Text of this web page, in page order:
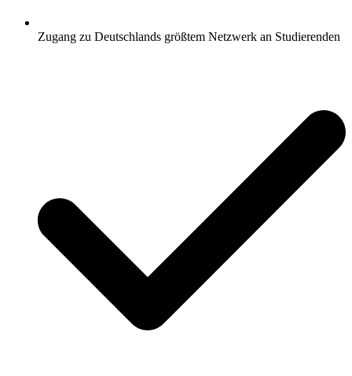
Zugang zu Deutschlands größtem Netzwerk an Studierenden